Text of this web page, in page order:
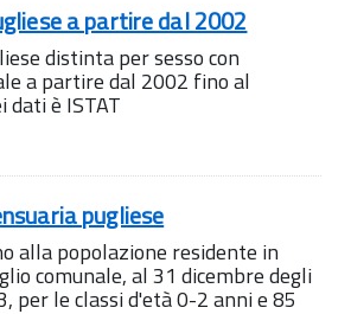
a partire dal 2002
distinta per sesso con
a partire dal 2002 fino al
dati è ISTAT
pugliese
alla popolazione residente in
comunale, al 31 dicembre degli
per le classi d'età 0-2 anni e 85